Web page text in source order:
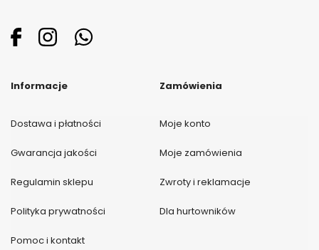
Informacje
Dostawa i płatności
Gwarancja jakości
Regulamin sklepu
Polityka prywatności
Pomoc i kontakt
Zamówienia
Moje konto
Moje zamówienia
Zwroty i reklamacje
Dla hurtowników